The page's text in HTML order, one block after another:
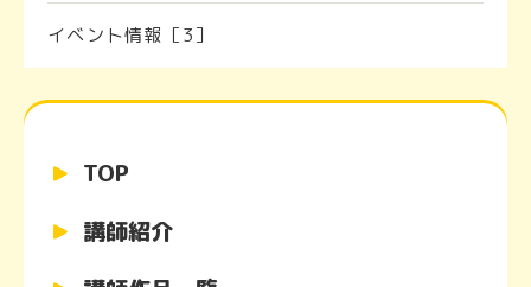
イベント情報［3］
TOP
講師紹介